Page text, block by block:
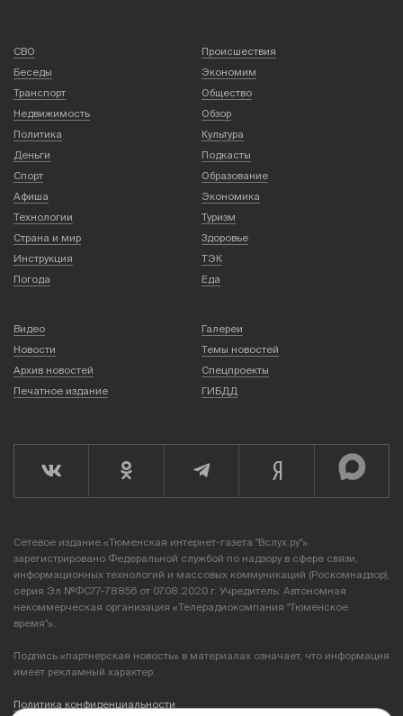
СВО
Происшествия
Беседы
Экономим
Транспорт
Общество
Недвижимость
Обзор
Политика
Культура
Деньги
Подкасты
Спорт
Образование
Афиша
Экономика
Технологии
Туризм
Страна и мир
Здоровье
Инструкция
ТЭК
Погода
Еда
Видео
Галереи
Новости
Темы новостей
Архив новостей
Спецпроекты
Печатное издание
ГИБДД
Сетевое издание «Тюменская интернет-газета "Вслух.ру"»
зарегистрировано Федеральной службой по надзору в сфере связи,
информационных технологий и массовых коммуникаций (Роскомнадзор),
серия Эл №ФС77-78856 от 07.08.2020 г. Учредитель: Автономная
некоммерческая организация «Телерадиокомпания "Тюменское
время"».
Подпись «партнерская новость» в материалах означает, что информация
имеет рекламный характер.
Политика конфиденциальности